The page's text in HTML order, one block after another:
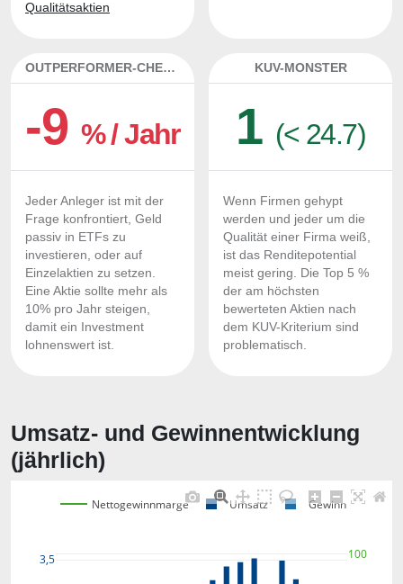
Qualitätsaktien
OUTPERFORMER-CHECK
-9 % / Jahr
Jeder Anleger ist mit der
Frage konfrontiert, Geld
passiv in ETFs zu
investieren, oder auf
Einzelaktien zu setzen.
Eine Aktie sollte mehr als
10% pro Jahr steigen,
damit ein Investment
lohnenswert ist.
KUV-MONSTER
1 (< 24.7)
Wenn Firmen gehypt
werden und jeder um die
Qualität einer Firma weiß,
ist das Renditepotential
meist gering. Die Top 5 %
der am höchsten
bewerteten Aktien nach
dem KUV-Kriterium sind
problematisch.
Umsatz- und Gewinnentwicklung
(jährlich)
3,5 100
Nettogewinnmarge Umsatz Gewinn